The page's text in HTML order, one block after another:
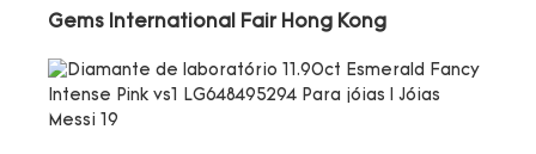
Gems International Fair Hong Kong